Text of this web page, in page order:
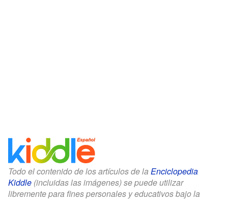
Todo el contenido de los artículos de la Enciclopedia
Kiddle (incluidas las imágenes) se puede utilizar
libremente para fines personales y educativos bajo la